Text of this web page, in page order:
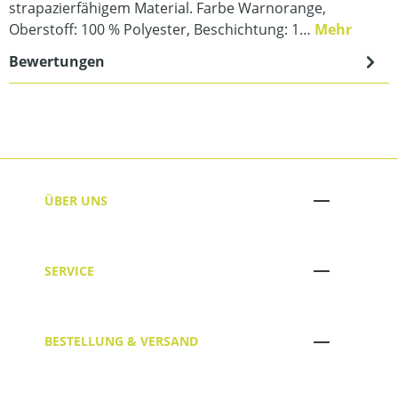
strapazierfähigem Material. Farbe Warnorange,
Oberstoff: 100 % Polyester, Beschichtung: 1… Mehr
Bewertungen
ÜBER UNS
SERVICE
BESTELLUNG & VERSAND